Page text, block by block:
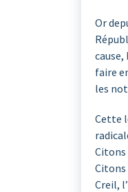
Or
faire
les
Cette
Citons
Citons
Creil,